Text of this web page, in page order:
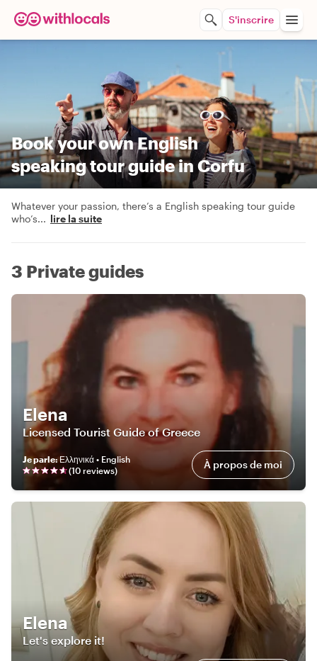
S'inscrire
Book your own English
speaking tour guide in Corfu
Whatever your passion, there’s a English speaking tour guide
who’s... lire la suite
3 Private guides
Elena
Licensed Tourist Guide of Greece
Je parle:Ελληνικά • English
(10 reviews) À propos de moi
Elena
Let's explore it!